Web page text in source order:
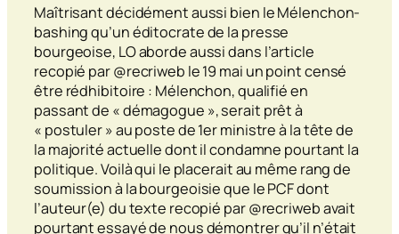
Maîtrisant décidément aussi bien le Mélenchon-
bashingqu’un éditocrate de la presse
bourgeoise, LO aborde aussi dans l’article
recopié par @recriweb le 19 mai un point censé
être rédhibitoire : Mélenchon, qualifié en
passant de « démagogue », serait prêt à
« postuler » au poste de 1er ministre à la tête de
la majorité actuelle dont il condamne pourtant la
politique. Voilà qui le placerait au même rang de
soumission à la bourgeoisie que le PCF dont
l’auteur(e) du texte recopié par @recriweb avait
pourtant essayé de nous démontrer qu’il n’était